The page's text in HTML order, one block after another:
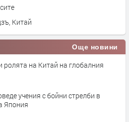
Китай
Още новини
на Китай на глобалния
учения с бойни стрелби в
Япония